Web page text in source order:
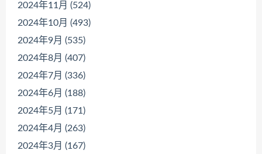
2024年11月 (524)
2024年10月 (493)
2024年9月 (535)
2024年8月 (407)
2024年7月 (336)
2024年6月 (188)
2024年5月 (171)
2024年4月 (263)
2024年3月 (167)